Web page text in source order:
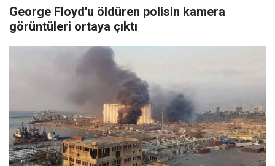
George Floyd'u öldüren polisin kamera
görüntüleri ortaya çıktı